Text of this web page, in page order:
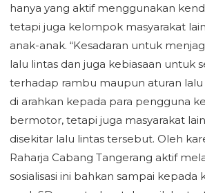
hanya yang aktif menggunakan
tetapi juga kelompok masyarakat
anak-anak. “Kesadaran untuk
lalu lintas dan juga kebiasaan untuk
terhadap rambu maupun aturan lalu
di arahkan kepada para pengguna
bermotor, tetapi juga masyarakat
disekitar lalu lintas tersebut. Oleh
Raharja Cabang Tangerang aktif
sosialisasi ini bahkan sampai